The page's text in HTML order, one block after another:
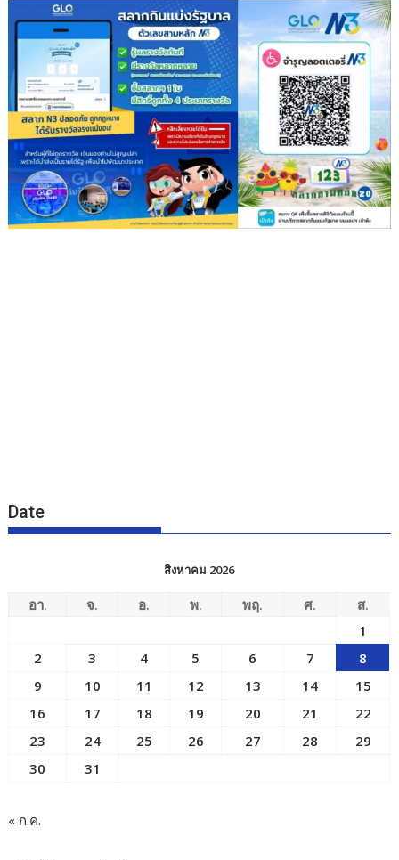
Date
สิงหาคม 2026
อา. จ. อ. พ. พฤ. ศ.
ส.
1
2
3 4 5 6 7
8
9
10 11 12 13 14
15
16
17 18 19 20 21
22
23
24 25 26 27 28
29
30
31
« ก.ค.